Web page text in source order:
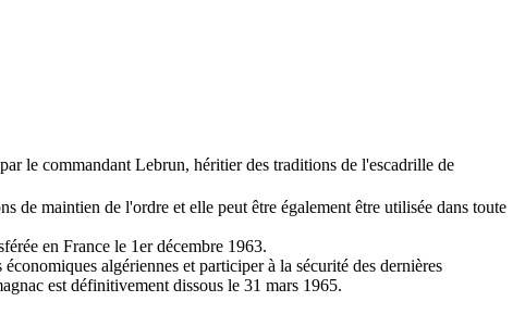
le commandant Lebrun, héritier des traditions de l'escadrille de
de maintien de l'ordre et elle peut être également être utilisée dans toute
en France le 1er décembre 1963.
algériennes et participer à la sécurité des dernières
est définitivement dissous le 31 mars 1965.